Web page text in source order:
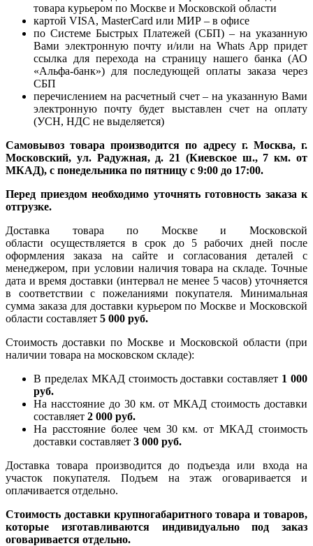
товара курьером по Москве и Московской области
картой VISA, MasterCard или МИР – в офисе
по Системе Быстрых Платежей (СБП) – на указанную
Вами электронную почту и/или на Whats App придет
ссылка для перехода на страницу нашего банка (АО
«Альфа-банк») для последующей оплаты заказа через
СБП
перечислением на расчетный счет – на указанную Вами
электронную почту будет выставлен счет на оплату
(УСН, НДС не выделяется)
Самовывоз товара производится по адресу г. Москва, г.
Московский, ул. Радужная, д. 21 (Киевское ш., 7 км. от
МКАД), с понедельника по пятницу с 9:00 до 17:00.
Перед приездом необходимо уточнять готовность заказа к
отгрузке.
Доставка товара по Москве и Московской
области осуществляется в срок до 5 рабочих дней после
оформления заказа на сайте и согласования деталей с
менеджером, при условии наличия товара на складе. Точные
дата и время доставки (интервал не менее 5 часов) уточняется
в соответствии с пожеланиями покупателя. Минимальная
сумма заказа для доставки курьером по Москве и Московской
области составляет 5 000 руб.
Стоимость доставки по Москве и Московской области (при
наличии товара на московском складе):
В пределах МКАД стоимость доставки составляет 1 000
руб.
На насcтояние до 30 км. от МКАД стоимость доставки
составляет 2 000 руб.
На расстояние более чем 30 км. от МКАД стоимость
доставки составляет 3 000 руб.
Доставка товара производится до подъезда или входа на
участок покупателя. Подъем на этаж оговаривается и
оплачивается отдельно.
Стоимость доставки крупногабаритного товара и товаров,
которые изготавливаются индивидуально под заказ
оговаривается отдельно.